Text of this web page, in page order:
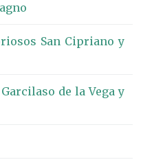
San Cipriano y
de la Vega y